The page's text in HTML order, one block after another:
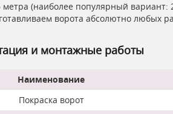
(наиболее популярный вариант:
ворота абсолютно любых
и монтажные работы
Наименование
Покраска ворот